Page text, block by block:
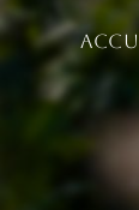
Panneau de